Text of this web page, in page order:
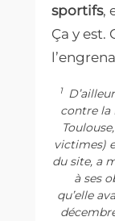
sportifs,
Ça y est.
1
contre la
victimes)
du site, a
à ses
qu’elle